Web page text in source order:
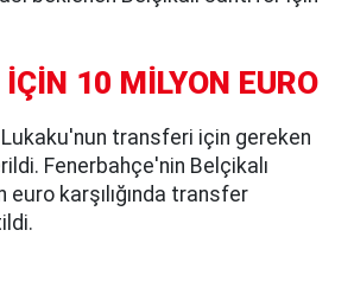
10 MİLYON EURO
transferi için gereken
Fenerbahçe'nin Belçikalı
karşılığında transfer